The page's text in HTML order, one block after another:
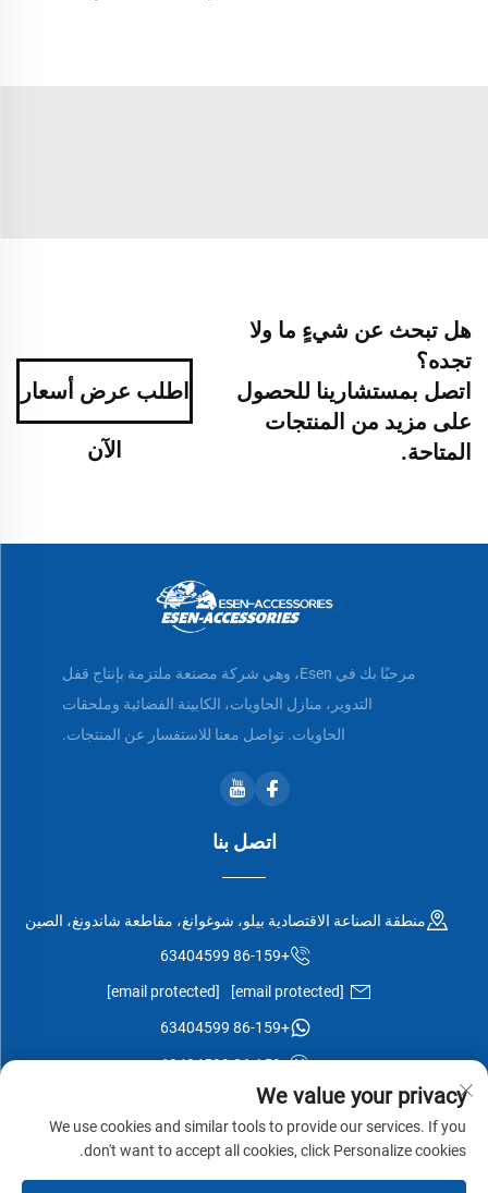
هل تبحث عن شيءٍ ما ولا
تجده؟
اتصل بمستشارينا للحصول
على مزيد من المنتجات
المتاحة.
اطلب عرض أسعار
الآن
مرحبًا بك في Esen، وهي شركة مصنعة ملتزمة بإنتاج قفل
التدوير، منازل الحاويات، الكابينة الفضائية وملحقات
الحاويات. تواصل معنا للاستفسار عن المنتجات.
اتصل بنا
منطقة الصناعة الاقتصادية بيلو، شوغوانغ، مقاطعة شاندونغ، الصين
+86-159 63404599
[email protected]
[email protected]
+86-159 63404599
+86-159 63404599
We value your privacy
We use cookies and similar tools to provide our services. If you
don't want to accept all cookies, click Personalize cookies.